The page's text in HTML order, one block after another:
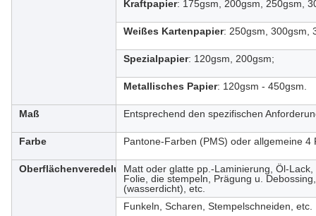
Kraftpapier: 175gsm, 200gsm, 250gsm,
Weißes Kartenpapier: 250gsm, 300gsm,
Spezialpapier: 120gsm, 200gsm;
Metallisches Papier: 120gsm - 450gsm.
Maß Entsprechend den spezifischen
Farbe Pantone-Farben (PMS) oder allgemeine 4
OberflächenveredelungMatt oder glatte pp.-Laminierung, Öl-
Folie, die stempeln, Prägung u.
(wasserdicht), etc.
Funkeln, Scharen, Stempelschneiden, etc.